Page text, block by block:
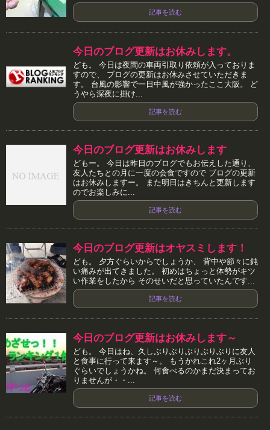
記事を読む
今日のブログ更新はお休みします。
ども。 今日は夜間の車両引取り依頼が入っておりま
すので、 ブログの更新はお休みさせていただきま
す。 台風の影響で一日中風が強かったここ大阪。 ど
うやら深夜に掛け...
記事を読む
今日のブログ更新はお休みします
どもー。 今日は昨日のブログでもお伝えした通り、
友人たちとの月に一度の会食ですので ブログの更新
はお休みしますー。 また明日はきちんと更新します
のでお楽しみに...
記事を読む
今日のブログ更新はオヤスミします！
ども。 夕方ぐらいからでしょうか、 背中や節々に鈍
い痛みが出てきました。 初めはちょっと体勢がキツ
い作業をしたから そのせいだと思っていたんです...
記事を読む
今日のブログ更新はお休みします～
ども。 今日はね、久しぶりぶりぶりぶりぶりに友人
と食事に行って来ます～。 もうかれこれ2ヶ月ぶり
ぐらいでしょうかね。 何食べるのかまだ決まってお
りませんが・・...
記事を読む